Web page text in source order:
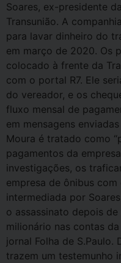
Soares, ex-presidente
Transunião. A
para lavar dinheiro do
em março de 2020. Os
colocado à frente da
com o portal R7. Ele
do vereador, e os
fluxo mensal de
em mensagens
Moura é tratado como
pagamentos da
investigações, os
empresa de ônibus
intermediada por
o assassinato depois
milionário nas contas
jornal Folha de S.Paulo.
trazem um testemunho